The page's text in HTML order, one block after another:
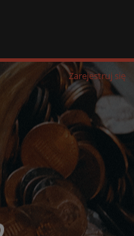
Zarejestruj się